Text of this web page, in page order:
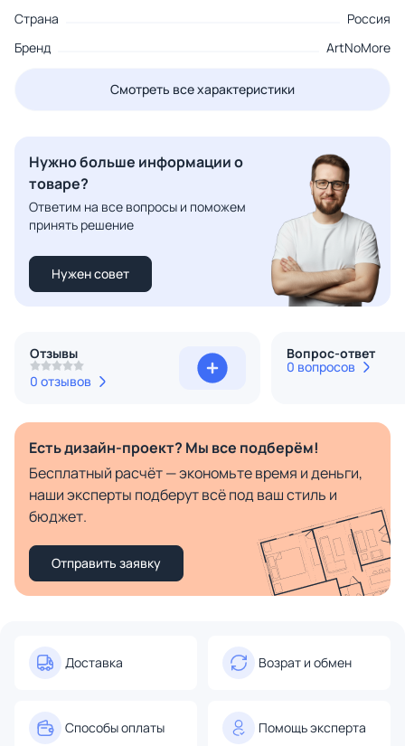
Страна
Россия
Бренд
ArtNoMore
Смотреть все характеристики
Нужно больше информации о
товаре?
Ответим на все вопросы и поможем
принять решение
Нужен совет
Отзывы
0 отзывов
Вопрос-ответ
0 вопросов
Есть дизайн-проект? Мы все подберём!
Бесплатный расчёт — экономьте время и деньги,
наши эксперты подберут всё под ваш стиль и
бюджет.
Отправить заявку
Доставка Возрат и обмен
Способы оплаты Помощь эксперта